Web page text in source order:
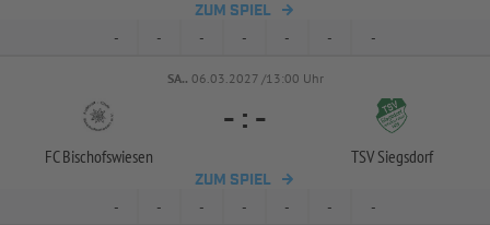
ZUM SPIEL
- - - - - - -
SA.. 06.03.2027 /13:00 Uhr
FC Bischofswiesen
- : -
TSV Siegsdorf
ZUM SPIEL
- - - - - - -